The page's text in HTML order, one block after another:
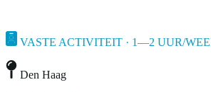
VASTE ACTIVITEIT · 1—2 UUR/
Den Haag